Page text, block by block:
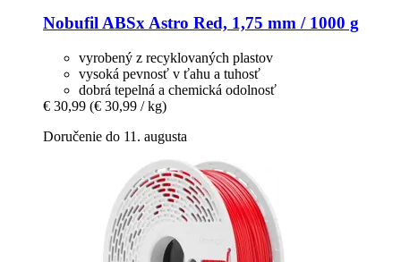
NobufilABSx Astro Red, 1,75 mm / 1000 g
vyrobený z recyklovaných plastov
vysoká pevnosť v ťahu a tuhosť
dobrá tepelná a chemická odolnosť
€ 30,99 (€ 30,99 / kg)
Doručenie do 11. augusta